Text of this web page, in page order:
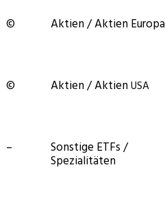
© Akti­en / Akti­en Europa
© Akti­en / Akti­enUSA
– Sons­ti­ge ETFs /
Spezialitäten